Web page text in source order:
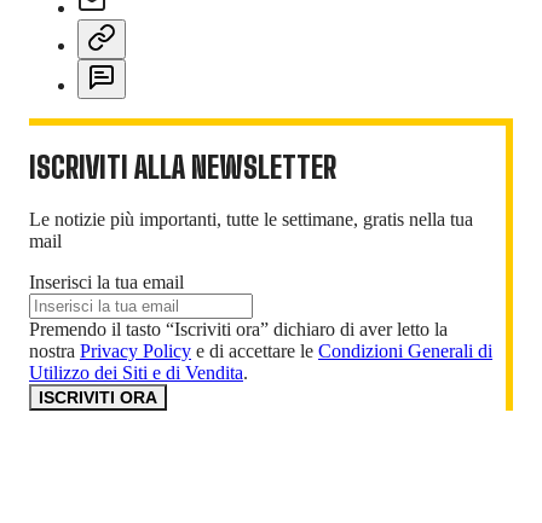
ISCRIVITI ALLA NEWSLETTER
Le notizie più importanti, tutte le settimane, gratis nella tua
mail
Inserisci la tua email
Premendo il tasto “Iscriviti ora” dichiaro di aver letto la
nostra Privacy Policy e di accettare le Condizioni Generali di
Utilizzo dei Siti e di Vendita.
ISCRIVITI ORA